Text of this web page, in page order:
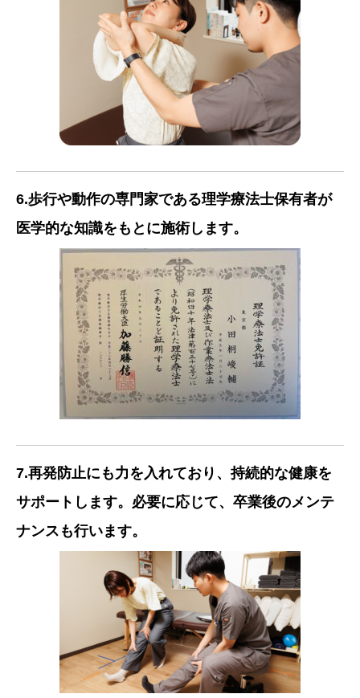
6.歩行や動作の専門家である理学療法士保有者が
医学的な知識をもとに施術します。
7.再発防止にも力を入れており、持続的な健康を
サポートします。必要に応じて、卒業後のメンテ
ナンスも行います。